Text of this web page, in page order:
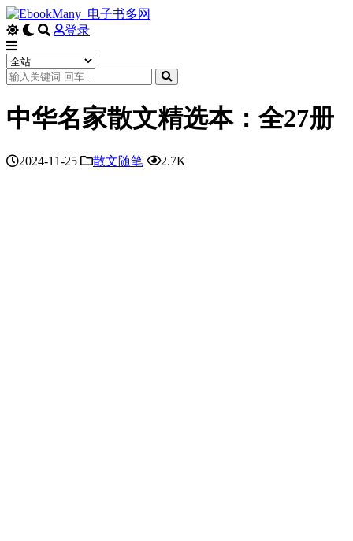
登录
中华名家散文精选本：全27册
2024-11-25 散文随笔 2.7K